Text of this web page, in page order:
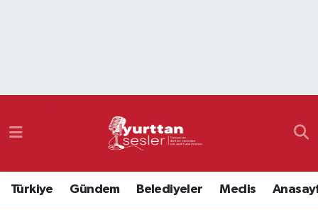
Türkiye Gündem Belediyeler Meclis
Namaz Vakitleri
Süper Lig Puan Durumu ve Fikstür